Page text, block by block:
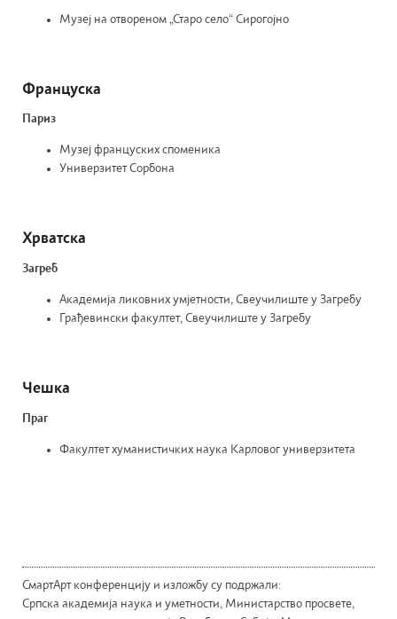
Музеј на отвореном „Старо село“ Сирогојно
Француска
Париз
Музеј француских споменика
Универзитет Сорбона
Хрватска
Загреб
Академија ликовних умјетности, Свеучилиште у Загребу
Грађевински факултет, Свеучилиште у Загребу
Чешка
Праг
Факултет хуманистичких наука Карловог универзитета
СмартАрт конференцију и изложбу су подржали:
Српска академија наука и уметности, Министарство просвете,